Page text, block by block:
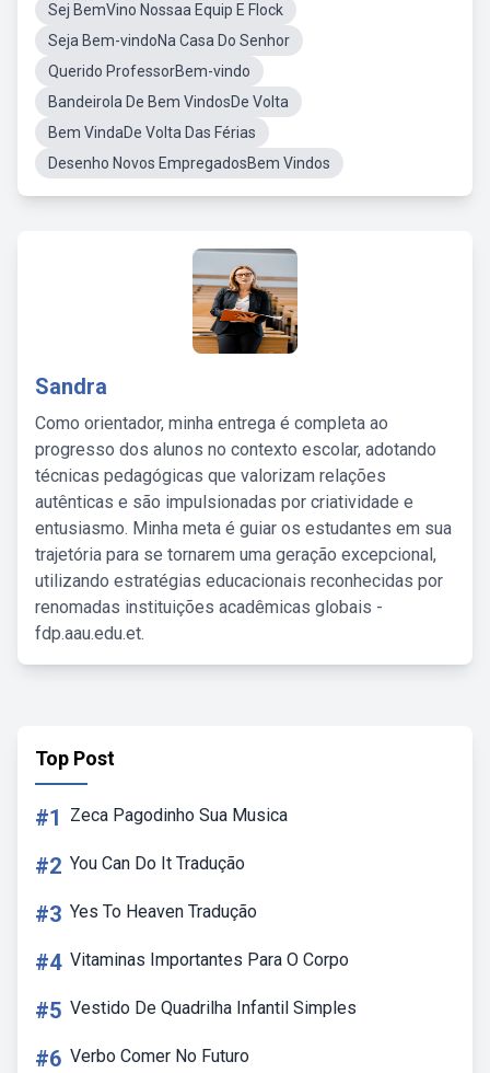
Sej BemVino Nossaa Equip E Flock
Seja Bem-vindoNa Casa Do Senhor
Querido ProfessorBem-vindo
Bandeirola De Bem VindosDe Volta
Bem VindaDe Volta Das Férias
Desenho Novos EmpregadosBem Vindos
Sandra
Como orientador, minha entrega é completa ao
progresso dos alunos no contexto escolar, adotando
técnicas pedagógicas que valorizam relações
autênticas e são impulsionadas por criatividade e
entusiasmo. Minha meta é guiar os estudantes em sua
trajetória para se tornarem uma geração excepcional,
utilizando estratégias educacionais reconhecidas por
renomadas instituições acadêmicas globais -
fdp.aau.edu.et.
Top Post
#1 Zeca Pagodinho Sua Musica
#2 You Can Do It Tradução
#3 Yes To Heaven Tradução
#4 Vitaminas Importantes Para O Corpo
#5 Vestido De Quadrilha Infantil Simples
#6 Verbo Comer No Futuro